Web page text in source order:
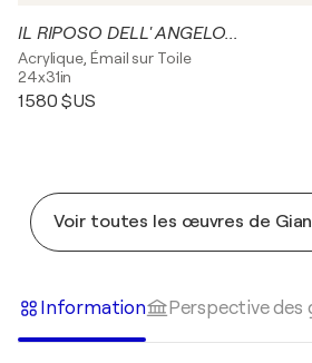
IL RIPOSO DELL' ANGELO...
Acrylique, Émail sur Toile
24x31in
1 580 $US
Voir toutes les œuvres de
Information Perspective des